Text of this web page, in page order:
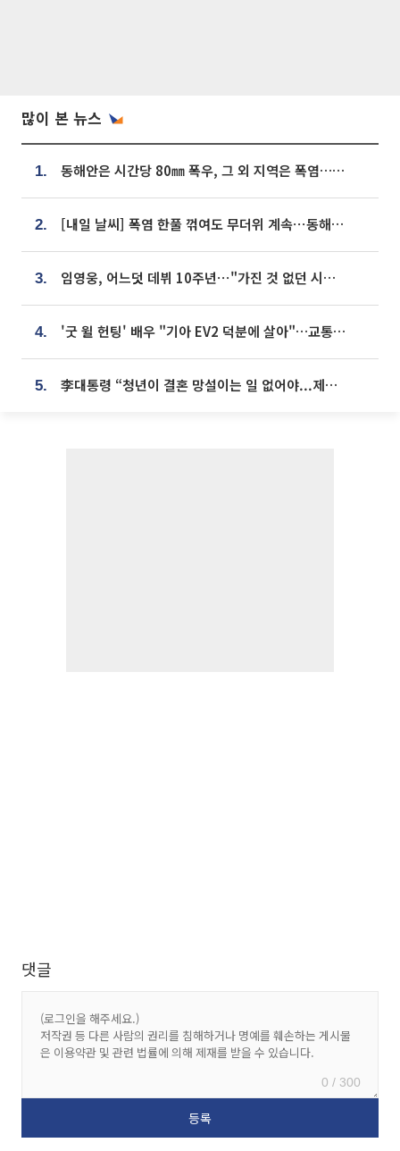
많이 본 뉴스
1. 동해안은 시간당 80㎜ 폭우, 그 외 지역은 폭염…‘극과 극 날씨’
2. [내일 날씨] 폭염 한풀 꺾여도 무더위 계속⋯동해안 이틀 연속 비
3. 임영웅, 어느덧 데뷔 10주년⋯"가진 것 없던 시절, 내 앞엔 20명의 팬뿐"
4. '굿 윌 헌팅' 배우 "기아 EV2 덕분에 살아"…교통사고 후 안전성 극찬
5. 李대통령 “청년이 결혼 망설이는 일 없어야...제도상 불이익 조사”
댓글
0 / 300